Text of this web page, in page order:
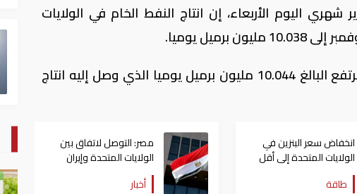
اليوم الأربعاء، إن انتاج النفط الخام في الولايات
وهذا الرقم قريب جدا من المستوى القياسي المرتفع البالغ 10.044 مليون برميل يوميا الذي وصل إليه انتاج
انخفاض سعر البنزين في
الولايات المتحدة إلى أقل
من أربعة دولارات
طاقة
مصر: التوصل لاتفاق بين
الولايات المتحدة وإيران
تطور بالغ الأهمية
أخبار